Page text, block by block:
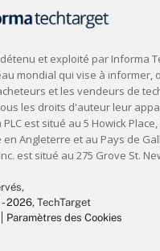
2026, TechTarget
Paramètres des Cookies